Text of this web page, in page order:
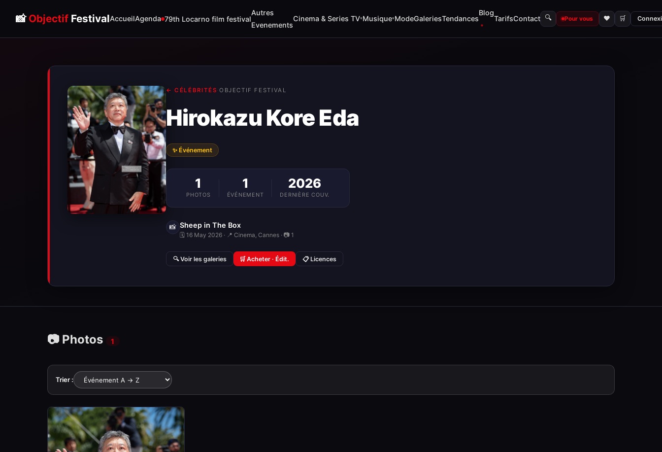
📸 Objectif FestivalAccueilAgenda 79th Locarno film festival
Autres
Evenements
Cinema & Series TV▾Musique▾ModeGaleriesTendances
Blog
TarifsContact 🔍 Pour vous ♥ 🛒
← CÉLÉBRITÉS· OBJECTIF FESTIVAL
Hirokazu Kore Eda
✨ Événement
1
PHOTOS
1
ÉVÉNEMENT
2026
DERNIÈRE COUV.
📸 Sheep in The Box
🗓 16 May 2026 · 📍 Cinema, Cannes · 📷 1
🔍 Voir les galeries 🛒 Acheter · Édit. 📋 Licences
📷 Photos 1
Trier :